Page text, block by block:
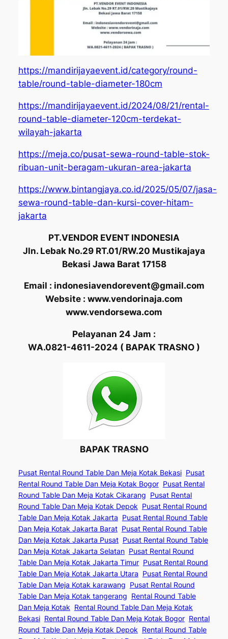
https://mandirijayaevent.id/category/round-
table/round-table-diameter-180cm
https://mandirijayaevent.id/2024/08/21/rental-
round-table-diameter-120cm-terdekat-
wilayah-jakarta
https://meja.co/pusat-sewa-round-table-stok-
ribuan-unit-beragam-ukuran-area-jakarta
https://www.bintangjaya.co.id/2025/05/07/jasa-
sewa-round-table-dan-kursi-cover-hitam-
jakarta
PT.VENDOR EVENT INDONESIA
Jln. Lebak No.29 RT.01/RW.20 Mustikajaya
Bekasi Jawa Barat 17158
Email : indonesiavendorevent@gmail.com
Website : www.vendorinaja.com
www.vendorsewa.com
Pelayanan 24 Jam :
WA.0821-4611-2024 ( BAPAK TRASNO )
BAPAK TRASNO
Pusat Rental Round Table Dan Meja Kotak Bekasi Pusat
Rental Round Table Dan Meja Kotak Bogor Pusat Rental
Round Table Dan Meja Kotak Cikarang Pusat Rental
Round Table Dan Meja Kotak Depok Pusat Rental Round
Table Dan Meja Kotak Jakarta Pusat Rental Round Table
Dan Meja Kotak Jakarta Barat Pusat Rental Round Table
Dan Meja Kotak Jakarta Pusat Pusat Rental Round Table
Dan Meja Kotak Jakarta Selatan Pusat Rental Round
Table Dan Meja Kotak Jakarta Timur Pusat Rental Round
Table Dan Meja Kotak Jakarta Utara Pusat Rental Round
Table Dan Meja Kotak karawang Pusat Rental Round
Table Dan Meja Kotak tangerang Rental Round Table
Dan Meja Kotak Rental Round Table Dan Meja Kotak
Bekasi Rental Round Table Dan Meja Kotak Bogor Rental
Round Table Dan Meja Kotak Depok Rental Round Table